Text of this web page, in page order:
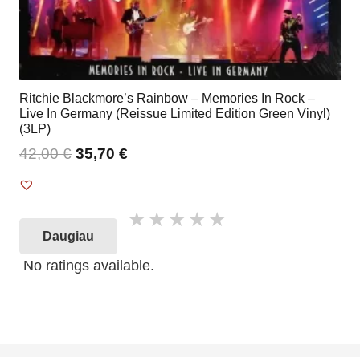
Ritchie Blackmore’s Rainbow – Memories In Rock –
Live In Germany (Reissue Limited Edition Green Vinyl)
(3LP)
42,00€ 35,70 €
Daugiau
No ratings available.